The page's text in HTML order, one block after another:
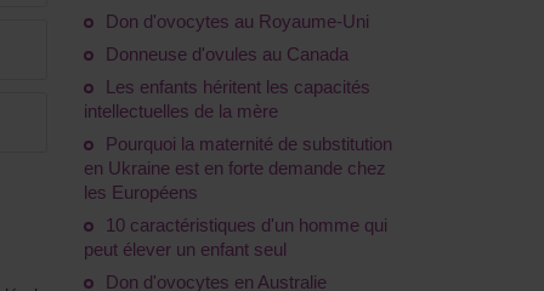
Don d'ovocytes au Royaume-Uni
Donneuse d'ovules au Canada
Les enfants héritent les capacités
intellectuelles de la mère
Pourquoi la maternité de substitution
en Ukraine est en forte demande chez
les Européens
10 caractéristiques d'un homme qui
peut élever un enfant seul
Don d'ovocytes en Australie